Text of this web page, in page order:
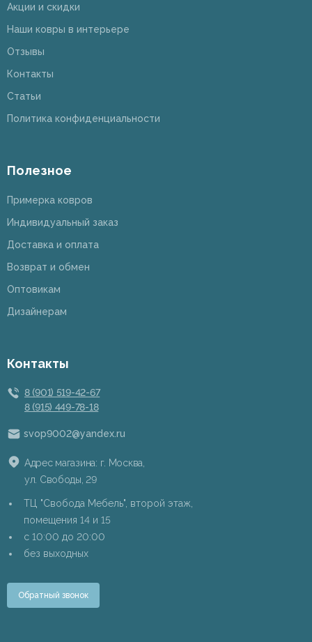
Акции и скидки
Наши ковры в интерьере
Отзывы
Контакты
Статьи
Политика конфиденциальности
Полезное
Примерка ковров
Индивидуальный заказ
Доставка и оплата
Возврат и обмен
Оптовикам
Дизайнерам
Контакты
8 (901) 519-42-67
8 (915) 449-78-18
svop9002@yandex.ru
Адрес магазина: г. Москва,
ул. Свободы, 29
ТЦ "Свобода Мебель", второй этаж,
помещения 14 и 15
c 10:00 до 20:00
без выходных
Обратный звонок